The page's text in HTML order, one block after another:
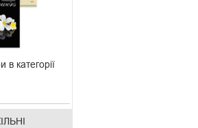
в категорії